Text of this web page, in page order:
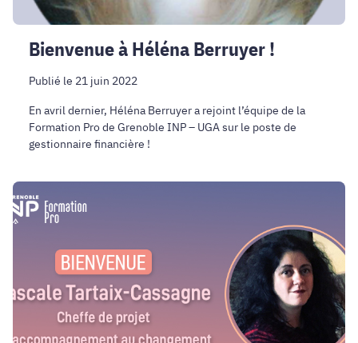
Bienvenue à Héléna Berruyer !
Publié le 21 juin 2022
En avril dernier, Héléna Berruyer a rejoint l’équipe de la
Formation Pro de Grenoble INP – UGA sur le poste de
gestionnaire financière !
Bienvenue
à
Pascale
Tartaix-
Cassagne
!